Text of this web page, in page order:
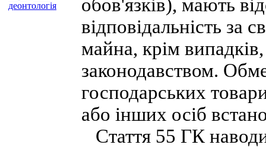
деонтологія
обов'язків), мають
відповідальність за
майна, крім
законодавством.
господарських
або інших осіб
Стаття 55 ГК